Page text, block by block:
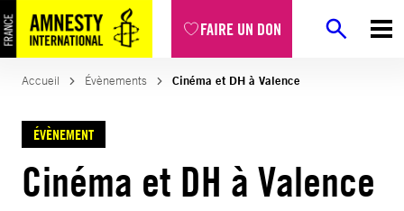
FAIRE UN DON
Accueil Évènements Cinéma et DH à Valence
ÉVÈNEMENT
Cinéma et DH à Valence